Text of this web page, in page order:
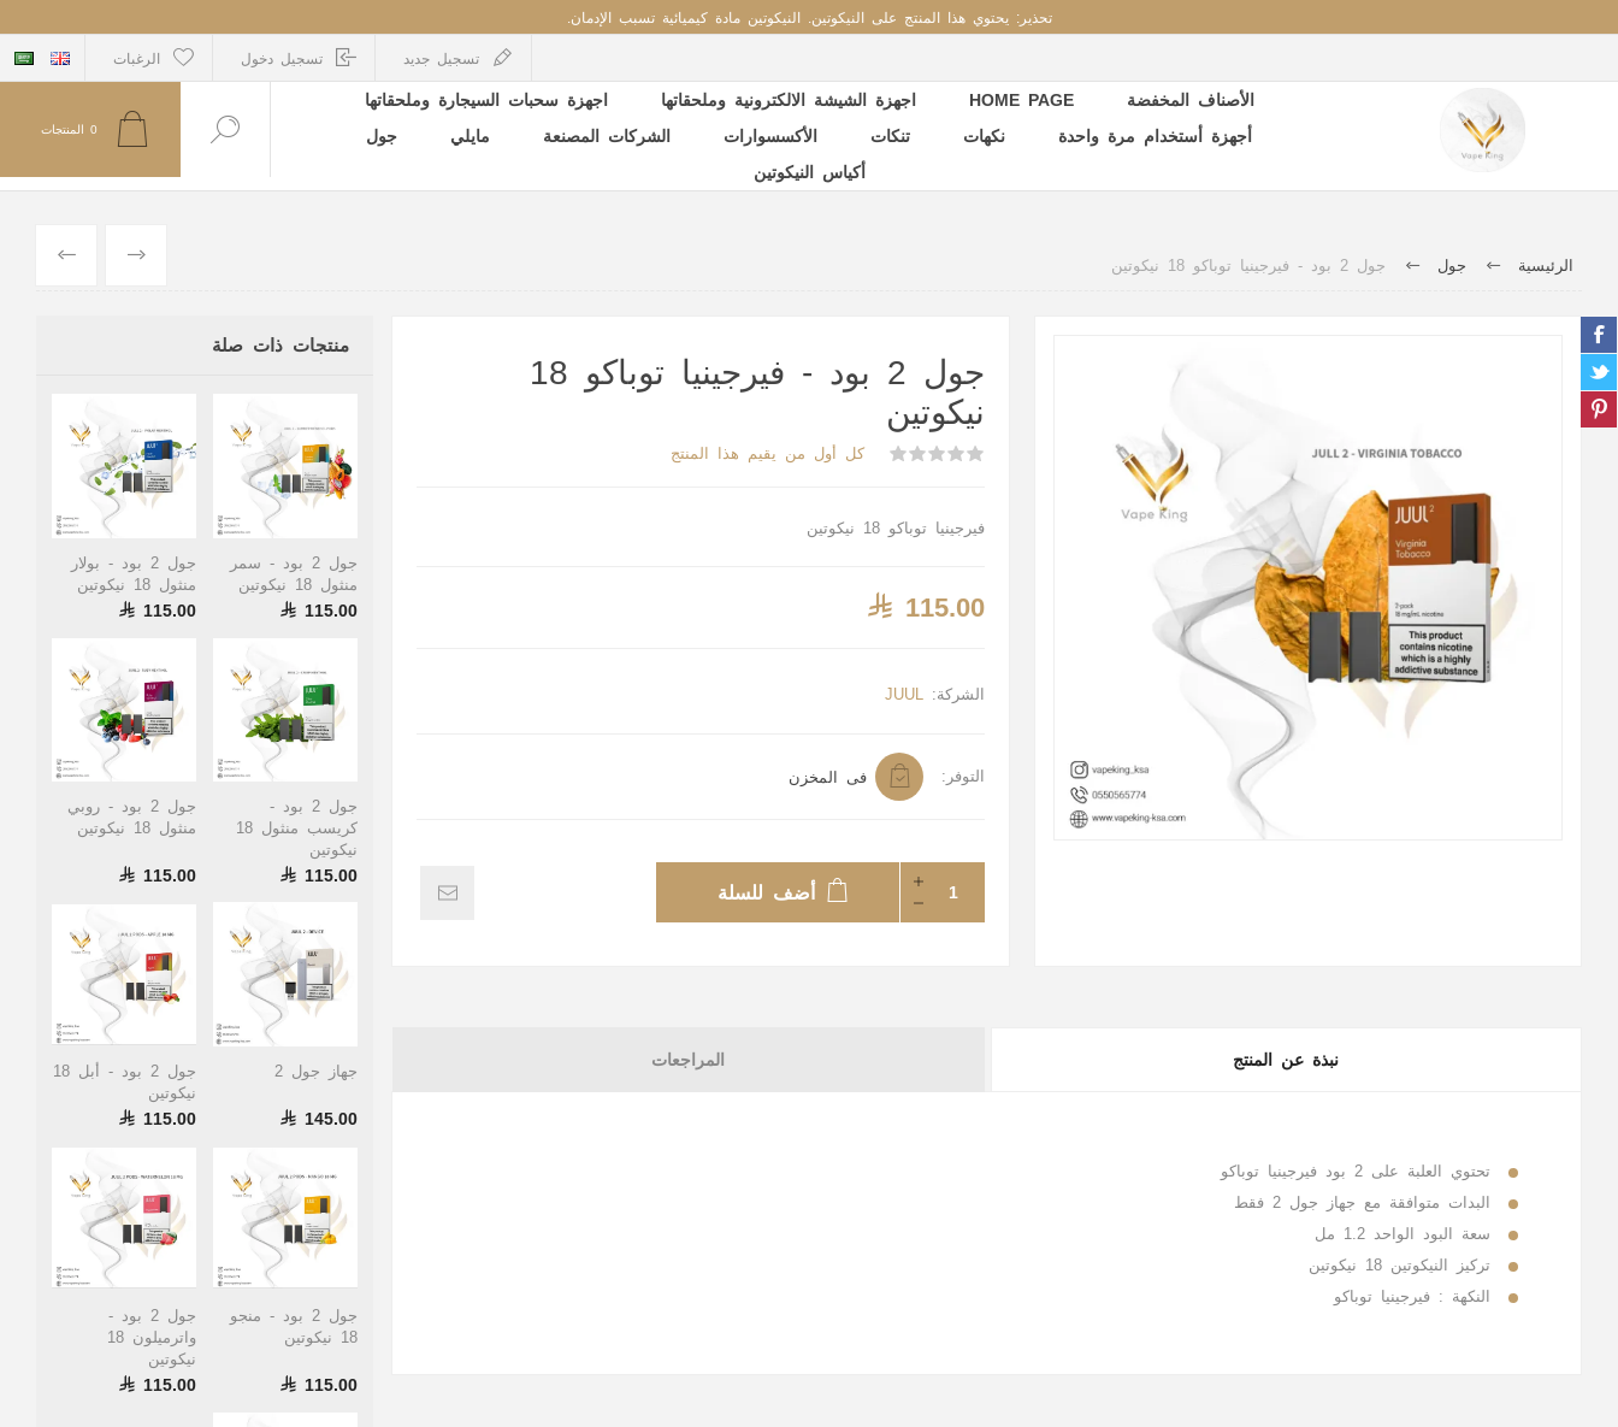
تحذير: يحتوي هذا المنتج على النيكوتين. النيكوتين مادة كيميائية تسبب الإدمان.
تسجيل جديد تسجيل دخول الرغبات
الأصناف المخفضة HOME PAGE اجهزة الشيشة الالكترونية وملحقاتها اجهزة سحبات السيجارة وملحقاتها
أجهزة أستخدام مرة واحدة نكهات تنكات الأكسسوارات الشركات المصنعة مايلي جول
أكياس النيكوتين
0 المنتجات
الرئيسية جول جول 2 بود - فيرجينيا توباكو 18 نيكوتين
السابقالتالي
جول 2 بود - فيرجينيا توباكو 18
نيكوتين
كل أول من يقيم هذا المنتج
فيرجينيا توباكو 18 نيكوتين
115.00
الشركة: JUUL
التوفر: فى المخزن
أضف للسلة
نبذة عن المنتج المراجعات
تحتوي العلبة على 2 بود فيرجينيا توباكو
البدات متوافقة مع جهاز جول 2 فقط
سعة البود الواحد 1.2 مل
تركيز النيكوتين 18 نيكوتين
النكهة : فيرجينيا توباكو
منتجات ذات صلة
جول 2 بود - سمر
منثول 18 نيكوتين
115.00
جول 2 بود - بولار
منثول 18 نيكوتين
115.00
جول 2 بود -
كريسب منثول 18
نيكوتين
115.00
جول 2 بود - روبي
منثول 18 نيكوتين
115.00
جهاز جول 2
145.00
جول 2 بود - أبل 18
نيكوتين
115.00
جول 2 بود - منجو
18 نيكوتين
115.00
جول 2 بود -
واترميلون 18
نيكوتين
115.00